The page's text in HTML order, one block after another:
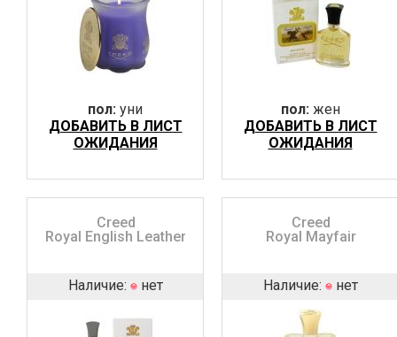
пол: уни
ДОБАВИТЬ В ЛИСТ
ОЖИДАНИЯ
пол: жен
ДОБАВИТЬ В ЛИСТ
ОЖИДАНИЯ
Creed
Royal English Leather
Наличие: нет
Creed
Royal Mayfair
Наличие: нет